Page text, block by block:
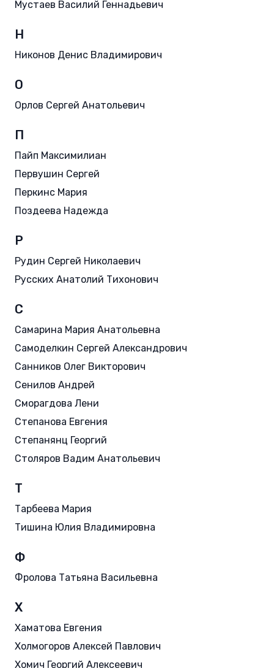
Мустаев Василий Геннадьевич
Н
Никонов Денис Владимирович
О
Орлов Сергей Анатольевич
П
Пайп Максимилиан
Первушин Сергей
Перкинс Мария
Поздеева Надежда
Р
Рудин Сергей Николаевич
Русских Анатолий Тихонович
С
Самарина Мария Анатольевна
Самоделкин Сергей Александрович
Санников Олег Викторович
Сенилов Андрей
Сморагдова Лени
Степанова Евгения
Степанянц Георгий
Столяров Вадим Анатольевич
Т
Тарбеева Мария
Тишина Юлия Владимировна
Ф
Фролова Татьяна Васильевна
Х
Хаматова Евгения
Холмогоров Алексей Павлович
Хомич Георгий Алексеевич